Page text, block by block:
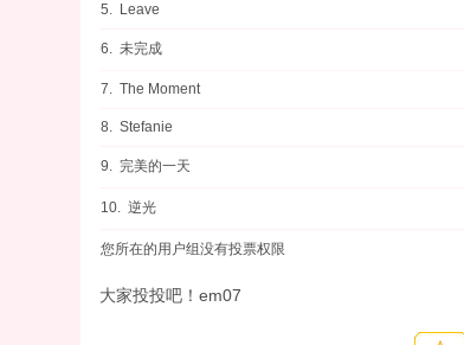
5. Leave
6. 未完成
7. The Moment
8. Stefanie
9. 完美的一天
10. 逆光
您所在的用户组没有投票权限
大家投投吧！em07